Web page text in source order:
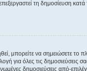
τη δημοσίευση
μπορείτε να σημειώσετε το
για όλες τις δημοσιεύσεις
δημοσιεύσεις από-